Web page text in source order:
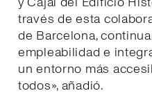
través de esta
de Barcelona,
empleabilidad e
un entorno más
todos», añadió.